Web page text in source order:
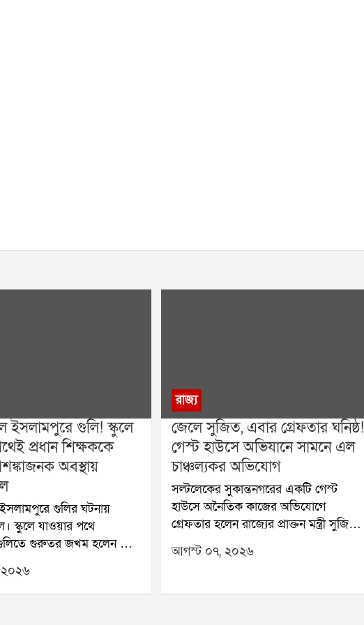
ইসলামপুরে গুলি! স্কুলে
প্রধান শিক্ষককে
অবস্থায়
গুলির ঘটনায়
স্কুলে যাওয়ার পথে
গুরুতর জখম হলেন এক
শনিবার সকালে ইসলামপুরের
এই ঘটনা ঘটে।
নাম নজরুল ইসলাম।
রাজ্য
জেলে সুজিত, এবার গ্রেফতার ঘনিষ্ঠ!
গেস্ট হাউসে অভিযানে সামনে এল
চাঞ্চল্যকর অভিযোগ
সল্টলেকের সুকান্তনগরের একটি গেস্ট
হাউসে অনৈতিক কাজের অভিযোগে
গ্রেফতার হলেন রাজ্যের প্রাক্তন মন্ত্রী সুজিত
বসুর ঘনিষ্ঠ হিসেবে পরিচিত সায়ন দে। তাঁর
সঙ্গে আরও একজনকে গ্রেফতার করেছে
ধরে দেহ ব্যবসা এবং নাবালিকাদের দিয়ে
আগস্ট ০৭, ২০২৬